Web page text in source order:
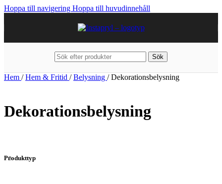
Hoppa till navigering Hoppa till huvudinnehåll
Sök
Hem / Hem & Fritid / Belysning / Dekorationsbelysning
Dekorationsbelysning
Produkttyp